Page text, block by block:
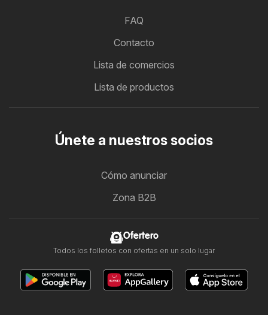
FAQ
Contacto
Lista de comercios
Lista de productos
Únete a nuestros socios
Cómo anunciar
Zona B2B
Ofertero
Todos los folletos con ofertas en un solo lugar